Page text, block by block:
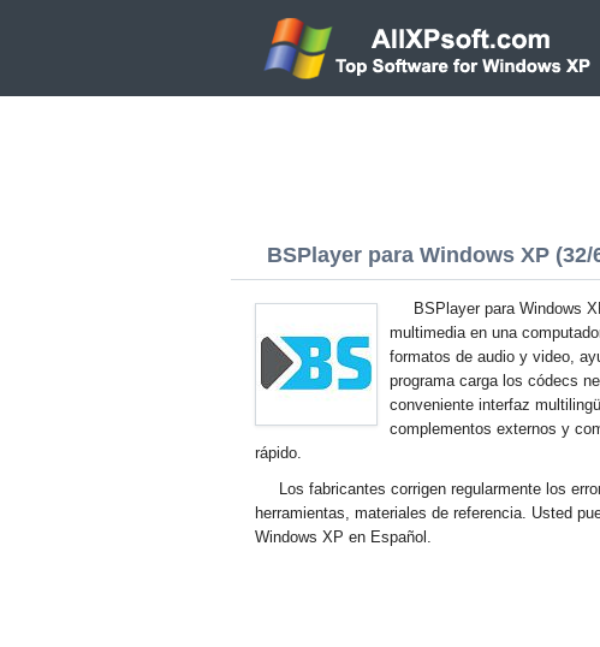
BSPlayer para Windows XP (32/
BSPlayer para Windows
multimedia en una
formatos de audio y video,
programa carga los códecs
conveniente interfaz
complementos externos y
rápido.
Los fabricantes corrigen regularmente los
herramientas, materiales de referencia. Usted
Windows XP en Español.